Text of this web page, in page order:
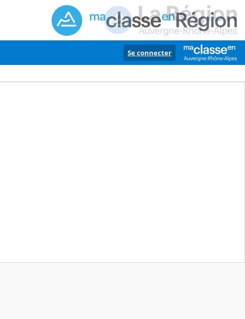
Se connecter